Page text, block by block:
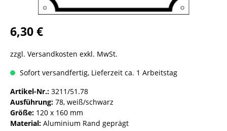
6,30 €
zzgl. Versandkosten exkl. MwSt.
Sofort versandfertig, Lieferzeit ca. 1 Arbeitstag
Artikel-Nr.: 3211/51.78
Ausführung: 78, weiß/schwarz
Größe: 120 x 160 mm
Material: Aluminium Rand geprägt